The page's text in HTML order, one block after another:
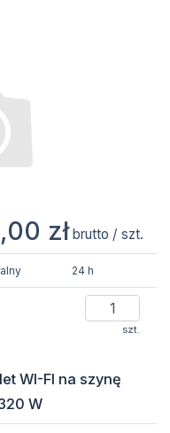
zł brutto / szt.
24 h
szt.
WI-FI na szynę
W